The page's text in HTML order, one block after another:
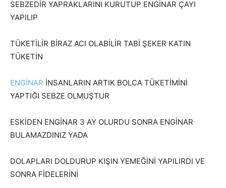
SEBZEDİR YAPRAKLARINI KURUTUP ENGİNAR ÇAYI
YAPILIP
TÜKETİLİR BİRAZ ACI OLABİLİR TABİ ŞEKER KATIN
TÜKETİN
ENGİNAR İNSANLARIN ARTIK BOLCA TÜKETİMİNİ
YAPTIĞI SEBZE OLMUŞTUR
ESKİDEN ENGİNAR 3 AY OLURDU SONRA ENGİNAR
BULAMAZDINIZ YADA
DOLAPLARI DOLDURUP KIŞIN YEMEĞİNİ YAPILIRDI VE
SONRA FİDELERİNİ